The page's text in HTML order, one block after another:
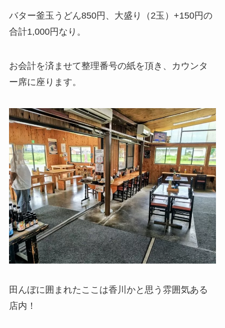
バター釜玉うどん850円、大盛り（2玉）+150円の
合計1,000円なり。
お会計を済ませて整理番号の紙を頂き、カウンタ
ー席に座ります。
田んぼに囲まれたここは香川かと思う雰囲気ある
店内！